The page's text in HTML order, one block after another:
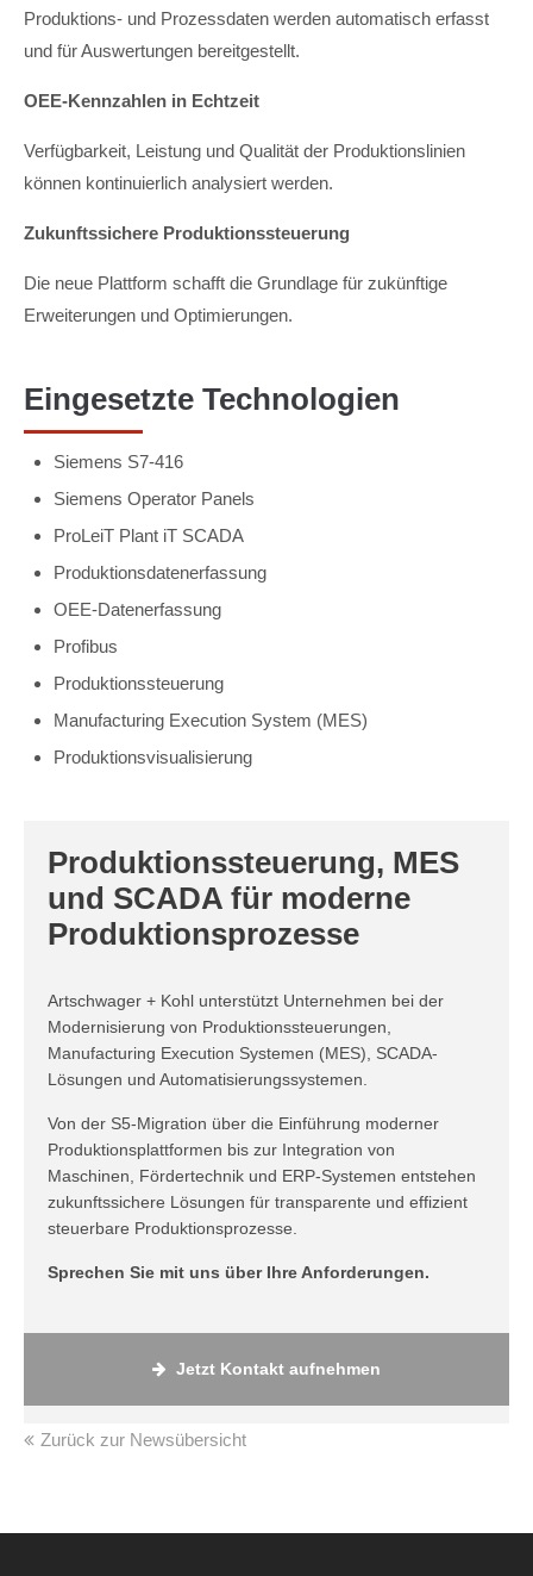
Produktions- und Prozessdaten werden automatisch erfasst
und für Auswertungen bereitgestellt.
OEE-Kennzahlen in Echtzeit
Verfügbarkeit, Leistung und Qualität der Produktionslinien
können kontinuierlich analysiert werden.
Zukunftssichere Produktionssteuerung
Die neue Plattform schafft die Grundlage für zukünftige
Erweiterungen und Optimierungen.
Eingesetzte Technologien
Siemens S7-416
Siemens Operator Panels
ProLeiT Plant iT SCADA
Produktionsdatenerfassung
OEE-Datenerfassung
Profibus
Produktionssteuerung
Manufacturing Execution System (MES)
Produktionsvisualisierung
Produktionssteuerung, MES
und SCADA für moderne
Produktionsprozesse
Artschwager + Kohl unterstützt Unternehmen bei der
Modernisierung von Produktionssteuerungen,
Manufacturing Execution Systemen (MES), SCADA-
Lösungen und Automatisierungssystemen.
Von der S5-Migration über die Einführung moderner
Produktionsplattformen bis zur Integration von
Maschinen, Fördertechnik und ERP-Systemen entstehen
zukunftssichere Lösungen für transparente und effizient
steuerbare Produktionsprozesse.
Sprechen Sie mit uns über Ihre Anforderungen.
Jetzt Kontakt aufnehmen
Zurück zur Newsübersicht